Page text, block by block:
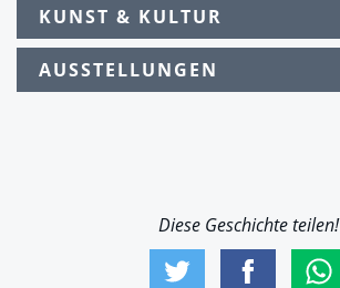
KUNST & KULTUR
AUSSTELLUNGEN
Diese Geschichte teilen!